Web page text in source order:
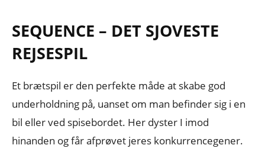
SEQUENCE – DET SJOVESTE
REJSESPIL
Et brætspil er den perfekte måde at skabe god
underholdning på, uanset om man befinder sig i en
bil eller ved spisebordet. Her dyster I imod
hinanden og får afprøvet jeres konkurrencegener.